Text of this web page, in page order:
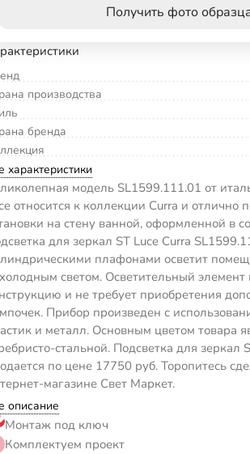
Получить фото
производства
бренда
характеристики
модель SL1599.111.01 от
относится к коллекции Curra и отлично
на стену ванной, оформленной в
для зеркал ST Luce Curra
плафонами осветит
светом. Осветительный элемент
и не требует приобретения
Прибор произведен с
и металл. Основным цветом товара
стальной. Подсветка для зеркал
по цене 17750 руб. Торопитесь
магазине Свет Маркет.
описание
Монтаж под ключ
Комплектуем проект